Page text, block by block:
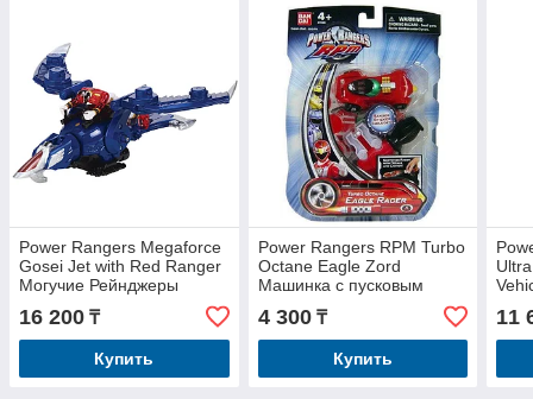
Power Rangers Megaforce
Gosei Jet with Red Ranger
Могучие Рейнджеры
16 200 ₸
Купить
Power Rangers RPM Turbo
Octane Eagle Zord
Машинка с пусковым
устройством
4 300₸
Купить
11